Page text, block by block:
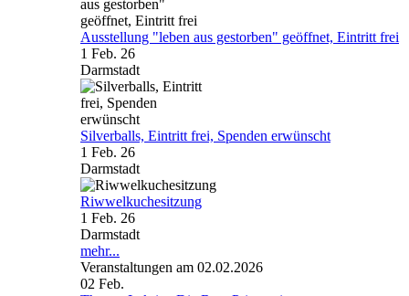
Ausstellung "leben aus gestorben" geöffnet, Eintritt frei
1 Feb. 26
Darmstadt
Silverballs, Eintritt frei, Spenden erwünscht
1 Feb. 26
Darmstadt
Riwwelkuchesitzung
1 Feb. 26
Darmstadt
mehr...
Veranstaltungen am 02.02.2026
02 Feb.